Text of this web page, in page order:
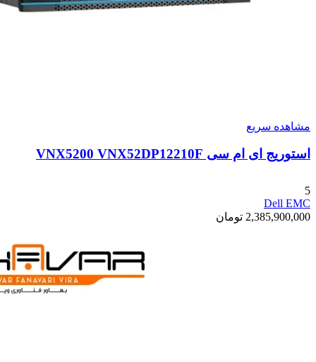
مشاهده سریع
استوریج ای ام سی VNX5200 VNX52DP12210F
5
Dell EMC
2,385,900,000 تومان